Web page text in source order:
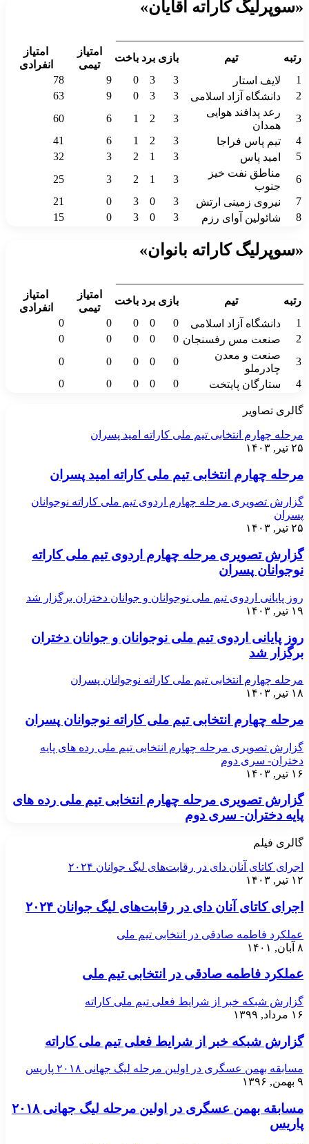
«سوپرلیگ کاراته آقایان»
رتبه
تیم بازی برد باخت
امتیاز
تیمی
امتیاز
انفرادی
1
لایف استار 3
3
0
9
78
2
دانشگاه آزاد اسلامی 3
3
0
9
63
3
رعد پدافند هوایی
همدان
3
2
1
6
60
4
تیم پاس فراجا 3
2
1
6
41
5
امید پاس 3
1
2
3
32
6
مناطق نفت خیز
جنوب
3
1
2
3
25
7
نیروی زمینی ارتش 3
0
3
0
21
8
شائولین آوای رزم 3
0
3
0
15
«سوپرلیگ کاراته بانوان»
رتبه
تیم بازی برد باخت
امتیاز
تیمی
امتیاز
انفرادی
1
دانشگاه آزاد اسلامی 0
0
0
0
0
2
صنعت مس رفسنجان 0
0
0
0
0
3
صنعت و معدن
چادرملو
0
0
0
0
0
4
ستارگان پایتخت 0
0
0
0
0
گالری تصاویر
مرحله چهارم انتخابی تیم ملی کاراته امید پسران
۲۵ تیر, ۱۴۰۳
مرحله چهارم انتخابی تیم ملی کاراته امید پسران
گزارش تصویری مرحله چهارم اردوی تیم ملی کاراته نوجوانان
پسران
۲۵ تیر, ۱۴۰۳
گزارش تصویری مرحله چهارم اردوی تیم ملی کاراته
نوجوانان پسران
روز پایانی اردوی تیم ملی نوجوانان و جوانان دختران برگزار شد
۱۹ تیر, ۱۴۰۳
روز پایانی اردوی تیم ملی نوجوانان و جوانان دختران
برگزار شد
مرحله چهارم انتخابی تیم ملی کاراته نوجوانان پسران
۱۸ تیر, ۱۴۰۳
مرحله چهارم انتخابی تیم ملی کاراته نوجوانان پسران
گزارش تصویری مرحله چهارم انتخابی تیم ملی رده های پایه
دختران- سری دوم
۱۶ تیر, ۱۴۰۳
گزارش تصویری مرحله چهارم انتخابی تیم ملی رده های
پایه دختران- سری دوم
گالری فیلم
اجرای کاتای آنان دای در رقابت‌های لیگ جوانان ۲۰۲۴
۱۲ تیر, ۱۴۰۳
اجرای کاتای آنان دای در رقابت‌های لیگ جوانان ۲۰۲۴
عملکرد فاطمه صادقی در انتخابی تیم ملی
۸ آبان, ۱۴۰۱
عملکرد فاطمه صادقی در انتخابی تیم ملی
گزارش شبکه خبر از شرایط فعلی تیم ملی کاراته
۱۶ مرداد, ۱۳۹۹
گزارش شبکه خبر از شرایط فعلی تیم ملی کاراته
مسابقه بهمن عسگری در اولین مرحله لیگ جهانی ۲۰۱۸ پاریس
۹ بهمن, ۱۳۹۶
مسابقه بهمن عسگری در اولین مرحله لیگ جهانی ۲۰۱۸
پاریس